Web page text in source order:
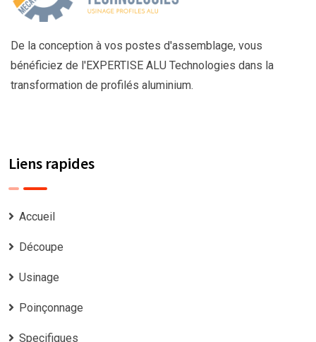
De la conception à vos postes d'assemblage, vous
bénéficiez de l'EXPERTISE ALU Technologies dans la
transformation de profilés aluminium.
Liens rapides
Accueil
Découpe
Usinage
Poinçonnage
Specifiques